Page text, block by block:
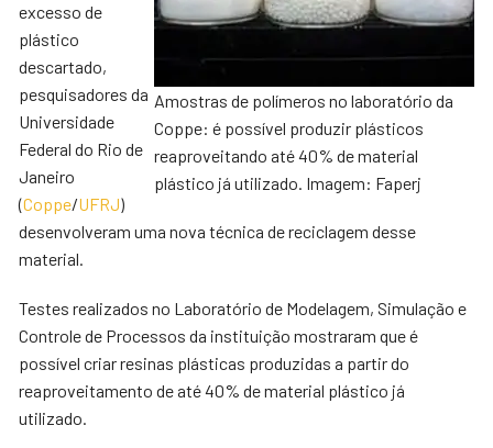
Amostras de polímeros no laboratório da
Coppe: é possível produzir plásticos
reaproveitando até 40% de material
plástico já utilizado. Imagem: Faperj
excesso de
plástico
descartado,
pesquisadores da
Universidade
Federal do Rio de
Janeiro
(Coppe/UFRJ)
desenvolveram uma nova técnica de reciclagem desse
material.
Testes realizados no Laboratório de Modelagem, Simulação e
Controle de Processos da instituição mostraram que é
possível criar resinas plásticas produzidas a partir do
reaproveitamento de até 40% de material plástico já
utilizado.